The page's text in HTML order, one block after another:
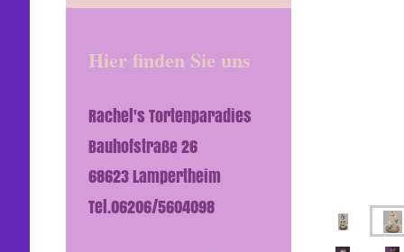
Hier finden Sie uns
Rachel's Tortenparadies
Bauhofstraße 26
68623 Lampertheim
Tel.06206/5604098